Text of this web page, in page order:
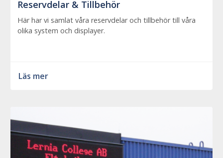
Reservdelar & Tillbehör
Här har vi samlat våra reservdelar och tillbehör till våra
olika system och displayer.
Läs mer